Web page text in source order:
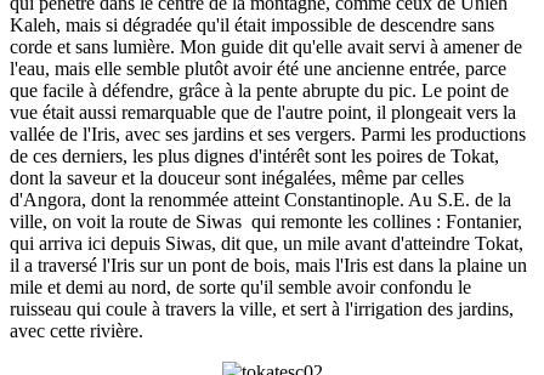
Kaleh, mais si dégradée qu'il était impossible de descendre sans
corde et sans lumière. Mon guide dit qu'elle avait servi à amener de
l'eau, mais elle semble plutôt avoir été une ancienne entrée, parce
que facile à défendre, grâce à la pente abrupte du pic. Le point de
vue était aussi remarquable que de l'autre point, il plongeait vers la
vallée de l'Iris, avec ses jardins et ses vergers. Parmi les productions
de ces derniers, les plus dignes d'intérêt sont les poires de Tokat,
dont la saveur et la douceur sont inégalées, même par celles
d'Angora, dont la renommée atteint Constantinople. Au S.E. de la
ville, on voit la route de Siwas qui remonte les collines : Fontanier,
qui arriva ici depuis Siwas, dit que, un mile avant d'atteindre Tokat,
il a traversé l'Iris sur un pont de bois, mais l'Iris est dans la plaine un
mile et demi au nord, de sorte qu'il semble avoir confondu le
ruisseau qui coule à travers la ville, et sert à l'irrigation des jardins,
avec cette rivière.